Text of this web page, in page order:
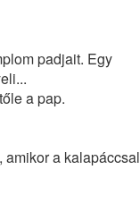
padjait. Egy
a pap.
amikor a kalapáccsal